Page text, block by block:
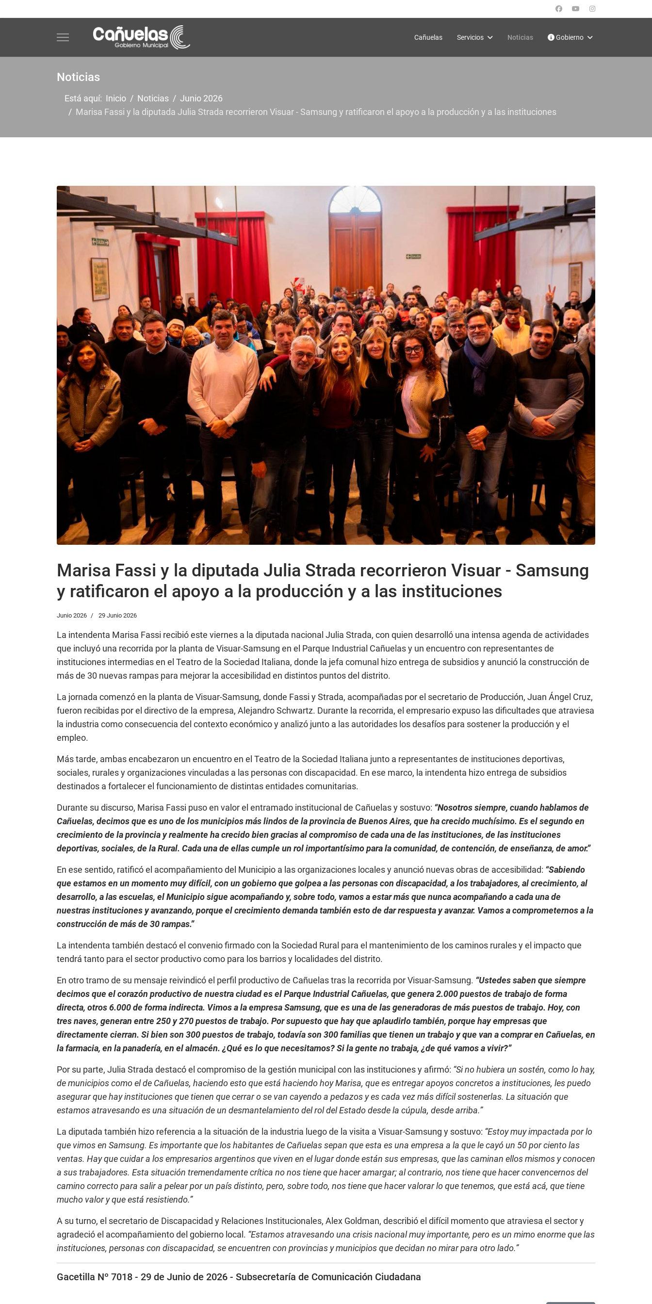
Cañuelas Servicios Noticias Gobierno
Noticias
Está aquí: Inicio Noticias
Junio 2026
Marisa Fassi y la diputada Julia Strada recorrieron Visuar - Samsung y ratificaron el apoyo a la producción y a las instituciones
Marisa Fassi y la diputada Julia Strada recorrieron Visuar - Samsung
y ratificaron el apoyo a la producción y a las instituciones
Junio 2026 29 Junio 2026
La intendenta Marisa Fassi recibió este viernes a la diputada nacional Julia Strada, con quien desarrolló una intensa agenda de actividades
que incluyó una recorrida por la planta de Visuar-Samsung en el Parque Industrial Cañuelas y un encuentro con representantes de
instituciones intermedias en el Teatro de la Sociedad Italiana, donde la jefa comunal hizo entrega de subsidios y anunció la construcción de
más de 30 nuevas rampas para mejorar la accesibilidad en distintos puntos del distrito.
La jornada comenzó en la planta de Visuar-Samsung, donde Fassi y Strada, acompañadas por el secretario de Producción, Juan Ángel Cruz,
fueron recibidas por el directivo de la empresa, Alejandro Schwartz. Durante la recorrida, el empresario expuso las dificultades que atraviesa
la industria como consecuencia del contexto económico y analizó junto a las autoridades los desafíos para sostener la producción y el
empleo.
Más tarde, ambas encabezaron un encuentro en el Teatro de la Sociedad Italiana junto a representantes de instituciones deportivas,
sociales, rurales y organizaciones vinculadas a las personas con discapacidad. En ese marco, la intendenta hizo entrega de subsidios
destinados a fortalecer el funcionamiento de distintas entidades comunitarias.
Durante su discurso, Marisa Fassi puso en valor el entramado institucional de Cañuelas y sostuvo: “Nosotros siempre, cuando hablamos de
Cañuelas, decimos que es uno de los municipios más lindos de la provincia de Buenos Aires, que ha crecido muchísimo. Es el segundo en
crecimiento de la provincia y realmente ha crecido bien gracias al compromiso de cada una de las instituciones, de las instituciones
deportivas, sociales, de la Rural. Cada una de ellas cumple un rol importantísimo para la comunidad, de contención, de enseñanza, de amor.”
En ese sentido, ratificó el acompañamiento del Municipio a las organizaciones locales y anunció nuevas obras de accesibilidad: “Sabiendo
que estamos en un momento muy difícil, con un gobierno que golpea a las personas con discapacidad, a los trabajadores, al crecimiento, al
desarrollo, a las escuelas, el Municipio sigue acompañando y, sobre todo, vamos a estar más que nunca acompañando a cada una de
nuestras instituciones y avanzando, porque el crecimiento demanda también esto de dar respuesta y avanzar. Vamos a comprometernos a la
construcción de más de 30 rampas.”
La intendenta también destacó el convenio firmado con la Sociedad Rural para el mantenimiento de los caminos rurales y el impacto que
tendrá tanto para el sector productivo como para los barrios y localidades del distrito.
En otro tramo de su mensaje reivindicó el perfil productivo de Cañuelas tras la recorrida por Visuar-Samsung. “Ustedes saben que siempre
decimos que el corazón productivo de nuestra ciudad es el Parque Industrial Cañuelas, que genera 2.000 puestos de trabajo de forma
directa, otros 6.000 de forma indirecta. Vimos a la empresa Samsung, que es una de las generadoras de más puestos de trabajo. Hoy, con
tres naves, generan entre 250 y 270 puestos de trabajo. Por supuesto que hay que aplaudirlo también, porque hay empresas que
directamente cierran. Si bien son 300 puestos de trabajo, todavía son 300 familias que tienen un trabajo y que van a comprar en Cañuelas, en
la farmacia, en la panadería, en el almacén. ¿Qué es lo que necesitamos? Si la gente no trabaja, ¿de qué vamos a vivir?”
Por su parte, Julia Strada destacó el compromiso de la gestión municipal con las instituciones y afirmó: “Si no hubiera un sostén, como lo hay,
de municipios como el de Cañuelas, haciendo esto que está haciendo hoy Marisa, que es entregar apoyos concretos a instituciones, les puedo
asegurar que hay instituciones que tienen que cerrar o se van cayendo a pedazos y es cada vez más difícil sostenerlas. La situación que
estamos atravesando es una situación de un desmantelamiento del rol del Estado desde la cúpula, desde arriba.”
La diputada también hizo referencia a la situación de la industria luego de la visita a Visuar-Samsung y sostuvo: “Estoy muy impactada por lo
que vimos en Samsung. Es importante que los habitantes de Cañuelas sepan que esta es una empresa a la que le cayó un 50 por ciento las
ventas. Hay que cuidar a los empresarios argentinos que viven en el lugar donde están sus empresas, que las caminan ellos mismos y conocen
a sus trabajadores. Esta situación tremendamente crítica no nos tiene que hacer amargar; al contrario, nos tiene que hacer convencernos del
camino correcto para salir a pelear por un país distinto, pero, sobre todo, nos tiene que hacer valorar lo que tenemos, que está acá, que tiene
mucho valor y que está resistiendo.”
A su turno, el secretario de Discapacidad y Relaciones Institucionales, Alex Goldman, describió el difícil momento que atraviesa el sector y
agradeció el acompañamiento del gobierno local. “Estamos atravesando una crisis nacional muy importante, pero es un mimo enorme que las
instituciones, personas con discapacidad, se encuentren con provincias y municipios que decidan no mirar para otro lado.”
Gacetilla Nº 7018 - 29 de Junio de 2026 - Subsecretaría de Comunicación Ciudadana